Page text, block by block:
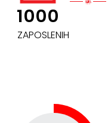
1000
ZAPOSLENIH